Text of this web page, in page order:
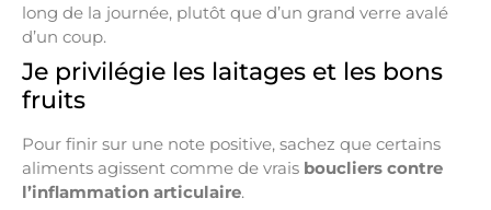
long de la journée, plutôt que d’un grand verre avalé
d’un coup.
Je privilégie les laitages et les bons
fruits
Pour finir sur une note positive, sachez que certains
aliments agissent comme de vrais boucliers contre
l’inflammation articulaire.